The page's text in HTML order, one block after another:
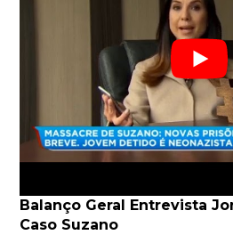
Balanço Geral Entrevista
Caso Suzano